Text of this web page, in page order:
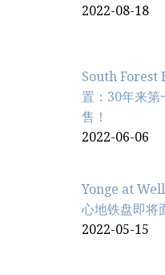
2022-08-18
South Forest
置：30年来第
售！
2022-06-06
Yonge at
心地铁盘即将
2022-05-15